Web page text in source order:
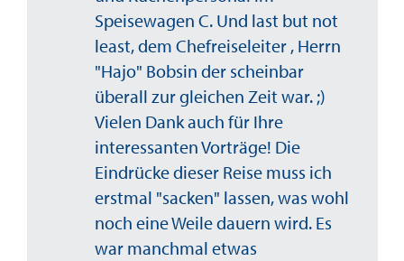
Speisewagen C. Und last but not
least, dem Chefreiseleiter , Herrn
"Hajo" Bobsin der scheinbar
überall zur gleichen Zeit war. ;)
Vielen Dank auch für Ihre
interessanten Vorträge! Die
Eindrücke dieser Reise muss ich
erstmal "sacken" lassen, was wohl
noch eine Weile dauern wird. Es
war manchmal etwas